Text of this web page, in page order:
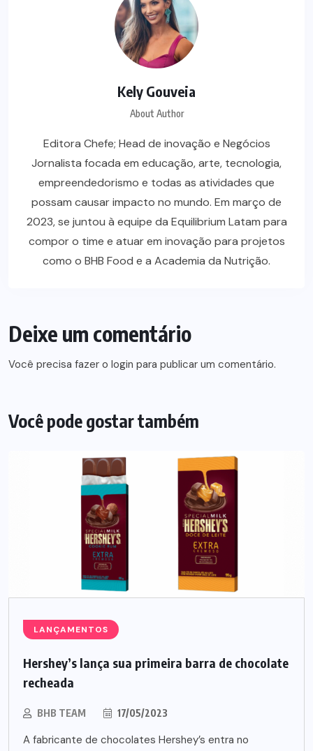
Kely Gouveia
About Author
Editora Chefe; Head de inovação e Negócios
Jornalista focada em educação, arte, tecnologia,
empreendedorismo e todas as atividades que
possam causar impacto no mundo. Em março de
2023, se juntou à equipe da Equilibrium Latam para
compor o time e atuar em inovação para projetos
como o BHB Food e a Academia da Nutrição.
Deixe um comentário
Você precisa fazer o login para publicar um comentário.
Você pode gostar também
LANÇAMENTOS
Hershey’s lança sua primeira barra de chocolate
recheada
BHB TEAM 17/05/2023
A fabricante de chocolates Hershey’s entra no